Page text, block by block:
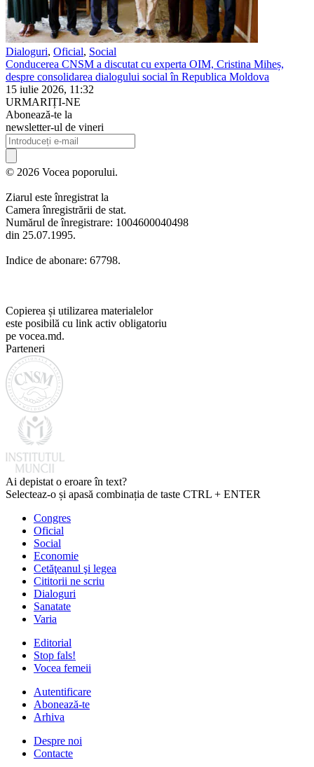
Dialoguri, Oficial, Social
Conducerea CNSM a discutat cu experta OIM, Cristina Miheș,
despre consolidarea dialogului social în Republica Moldova
15 iulie 2026, 11:32
URMARIȚI-NE
Abonează-te la
newsletter-ul de vineri
© 2026 Vocea poporului.
Ziarul este înregistrat la
Camera înregistrării de stat.
Numărul de înregistrare: 1004600040498
din 25.07.1995.
Indice de abonare: 67798.
Copierea și utilizarea materialelor
este posibilă cu link activ obligatoriu
pe vocea.md.
Parteneri
Ai depistat o eroare în text?
Selecteaz-o și apasă combinația de taste CTRL + ENTER
Congres
Oficial
Social
Economie
Cetăţeanul şi legea
Cititorii ne scriu
Dialoguri
Sanatate
Varia
Editorial
Stop fals!
Vocea femeii
Autentificare
Abonează-te
Arhiva
Despre noi
Contacte